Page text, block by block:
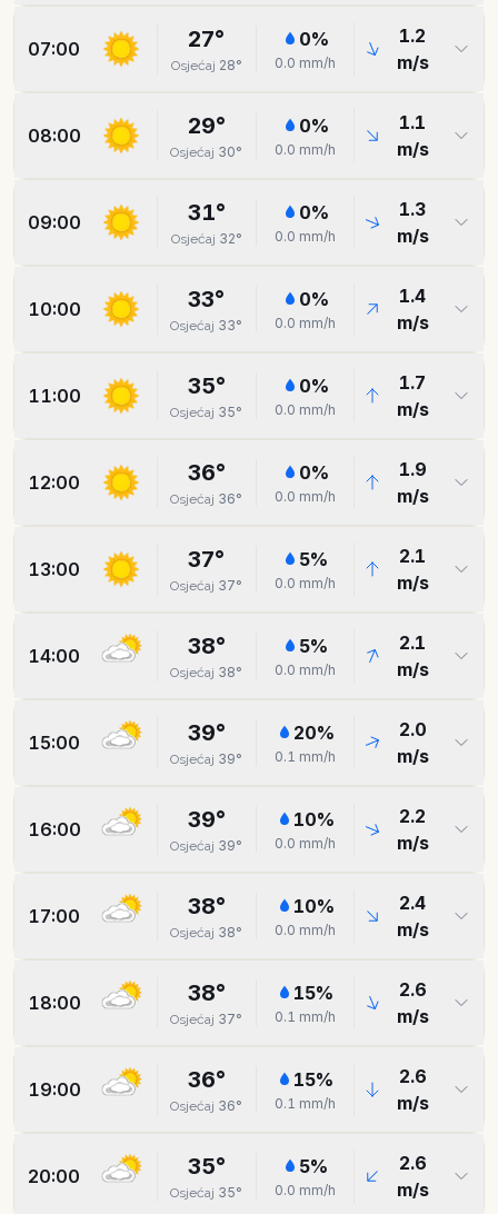
07:00 27°
Osjećaj 28°
0%
0.0 mm/h
1.2
m/s
08:00 29°
Osjećaj 30°
0%
0.0 mm/h
1.1
m/s
09:00 31°
Osjećaj 32°
0%
0.0 mm/h
1.3
m/s
10:00 33°
Osjećaj 33°
0%
0.0 mm/h
1.4
m/s
11:00 35°
Osjećaj 35°
0%
0.0 mm/h
1.7
m/s
12:00 36°
Osjećaj 36°
0%
0.0 mm/h
1.9
m/s
13:00 37°
Osjećaj 37°
5%
0.0 mm/h
2.1
m/s
14:00 38°
Osjećaj 38°
5%
0.0 mm/h
2.1
m/s
15:00 39°
Osjećaj 39°
20%
0.1 mm/h
2.0
m/s
16:00 39°
Osjećaj 39°
10%
0.0 mm/h
2.2
m/s
17:00 38°
Osjećaj 38°
10%
0.0 mm/h
2.4
m/s
18:00 38°
Osjećaj 37°
15%
0.1 mm/h
2.6
m/s
19:00 36°
Osjećaj 36°
15%
0.1 mm/h
2.6
m/s
20:00 35°
Osjećaj 35°
5%
0.0 mm/h
2.6
m/s